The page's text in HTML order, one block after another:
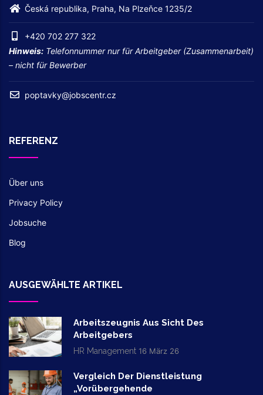
Česká republika, Praha, Na Plzeňce 1235/2
+420 702 277 322
Hinweis: Telefonnummer nur für Arbeitgeber (Zusammenarbeit)
– nicht für Bewerber
poptavky@jobscentr.cz
REFERENZ
Über uns
Privacy Policy
Jobsuche
Blog
AUSGEWÄHLTE ARTIKEL
Arbeitszeugnis Aus Sicht Des
Arbeitgebers
HR Management 16 März 26
Vergleich Der Dienstleistung
„vorübergehende